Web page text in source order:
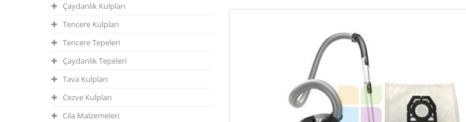
Çaydanlık Kulpları
Tencere Kulpları
Tencere Tepeleri
Çaydanlık Tepeleri
Tava Kulpları
Cezve Kulpları
Cila Malzemeleri